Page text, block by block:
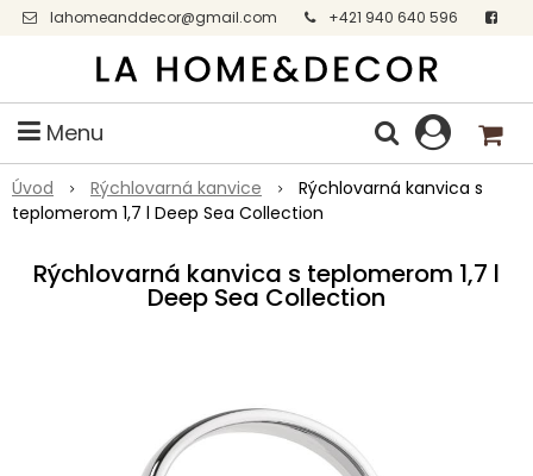
lahomeanddecor@gmail.com
+421 940 640 596
Facebook
Menu
Úvod Rýchlovarná kanvice
Rýchlovarná kanvica s
teplomerom 1,7 l Deep Sea Collection
Rýchlovarná kanvica s teplomerom 1,7 l
Deep Sea Collection